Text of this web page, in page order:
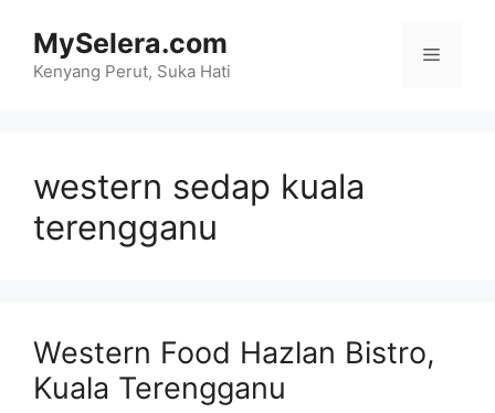
content
MySelera.com
Kenyang Perut, Suka Hati
Menu
western sedap kuala
terengganu
Western Food Hazlan Bistro,
Kuala Terengganu